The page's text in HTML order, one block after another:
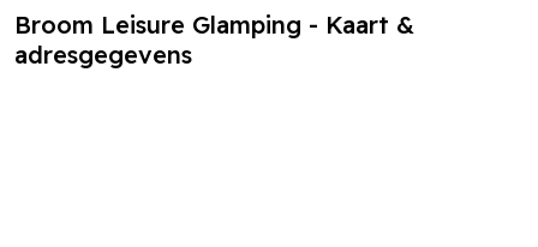
Broom Leisure Glamping - Kaart &
adresgegevens